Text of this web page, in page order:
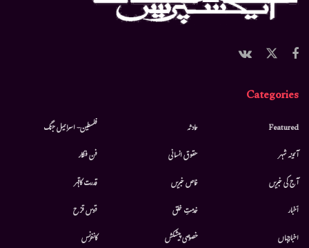
Categories
Featured
آئینہ شہر
آج کی خبریں
أخبار
اخبارجہاں
حادثہ
حقوق انسانی
خاص خبریں
خدمتِ خلق
خصوصی پیشکش
فلسطین- اسرائیل جنگ
فن فنکار
قدرت کاقہر
قوس قزح
کانفرنس